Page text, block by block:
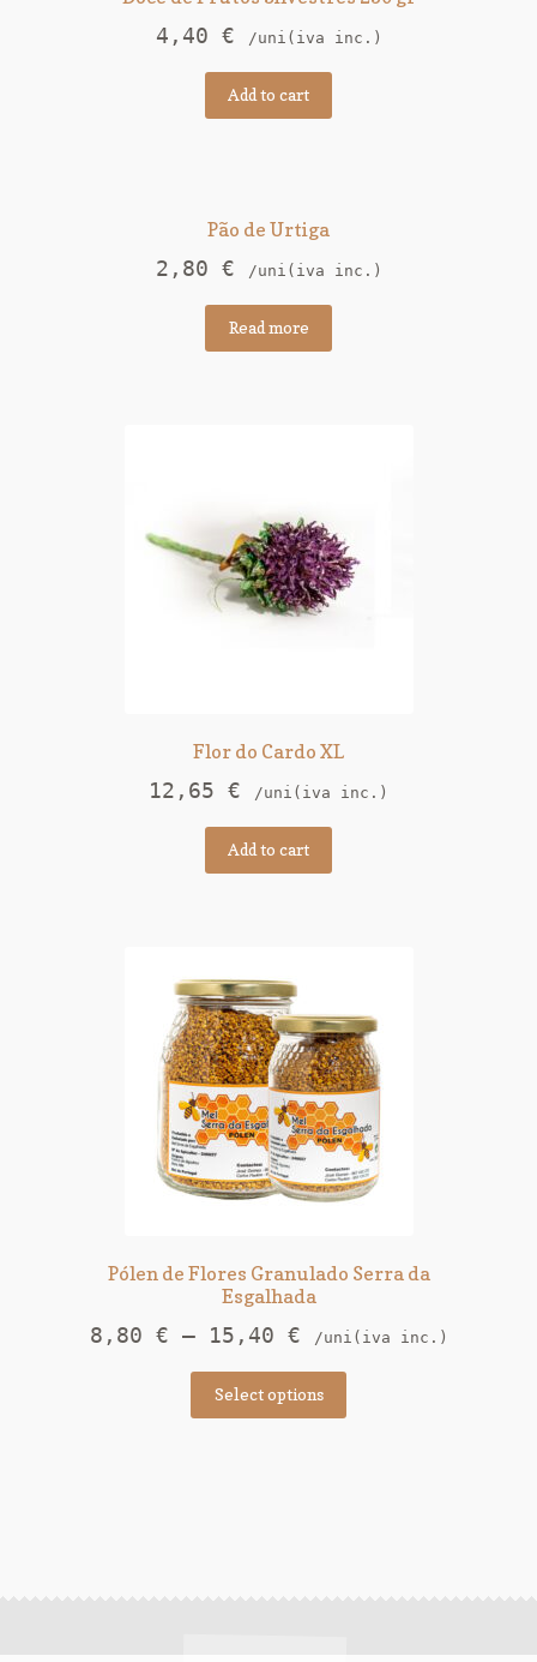
4,40 € /uni(iva inc.)
Add to cart
Pão de Urtiga
2,80 € /uni(iva inc.)
Read more
Flor do Cardo XL
12,65 € /uni(iva inc.)
Add to cart
Pólen de Flores Granulado Serra da
Esgalhada
8,80 € – 15,40 € /uni(iva inc.)
Select options